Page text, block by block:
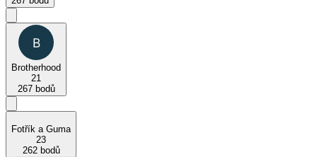
Brotherhood
21
267 bodů
Fotřík a Guma
23
262 bodů